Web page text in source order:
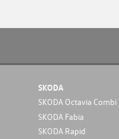
SKODA
SKODA Octavia Combi
SKODA Fabia
SKODA Rapid